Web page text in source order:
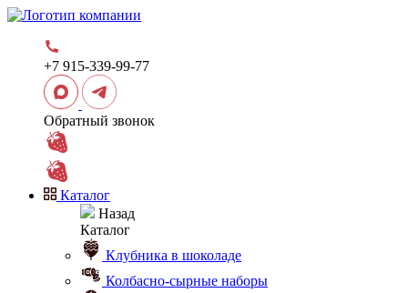
+7 915-339-99-77
Обратный звонок
Каталог
Назад
Каталог
Клубника в шоколаде
Колбасно-сырные наборы